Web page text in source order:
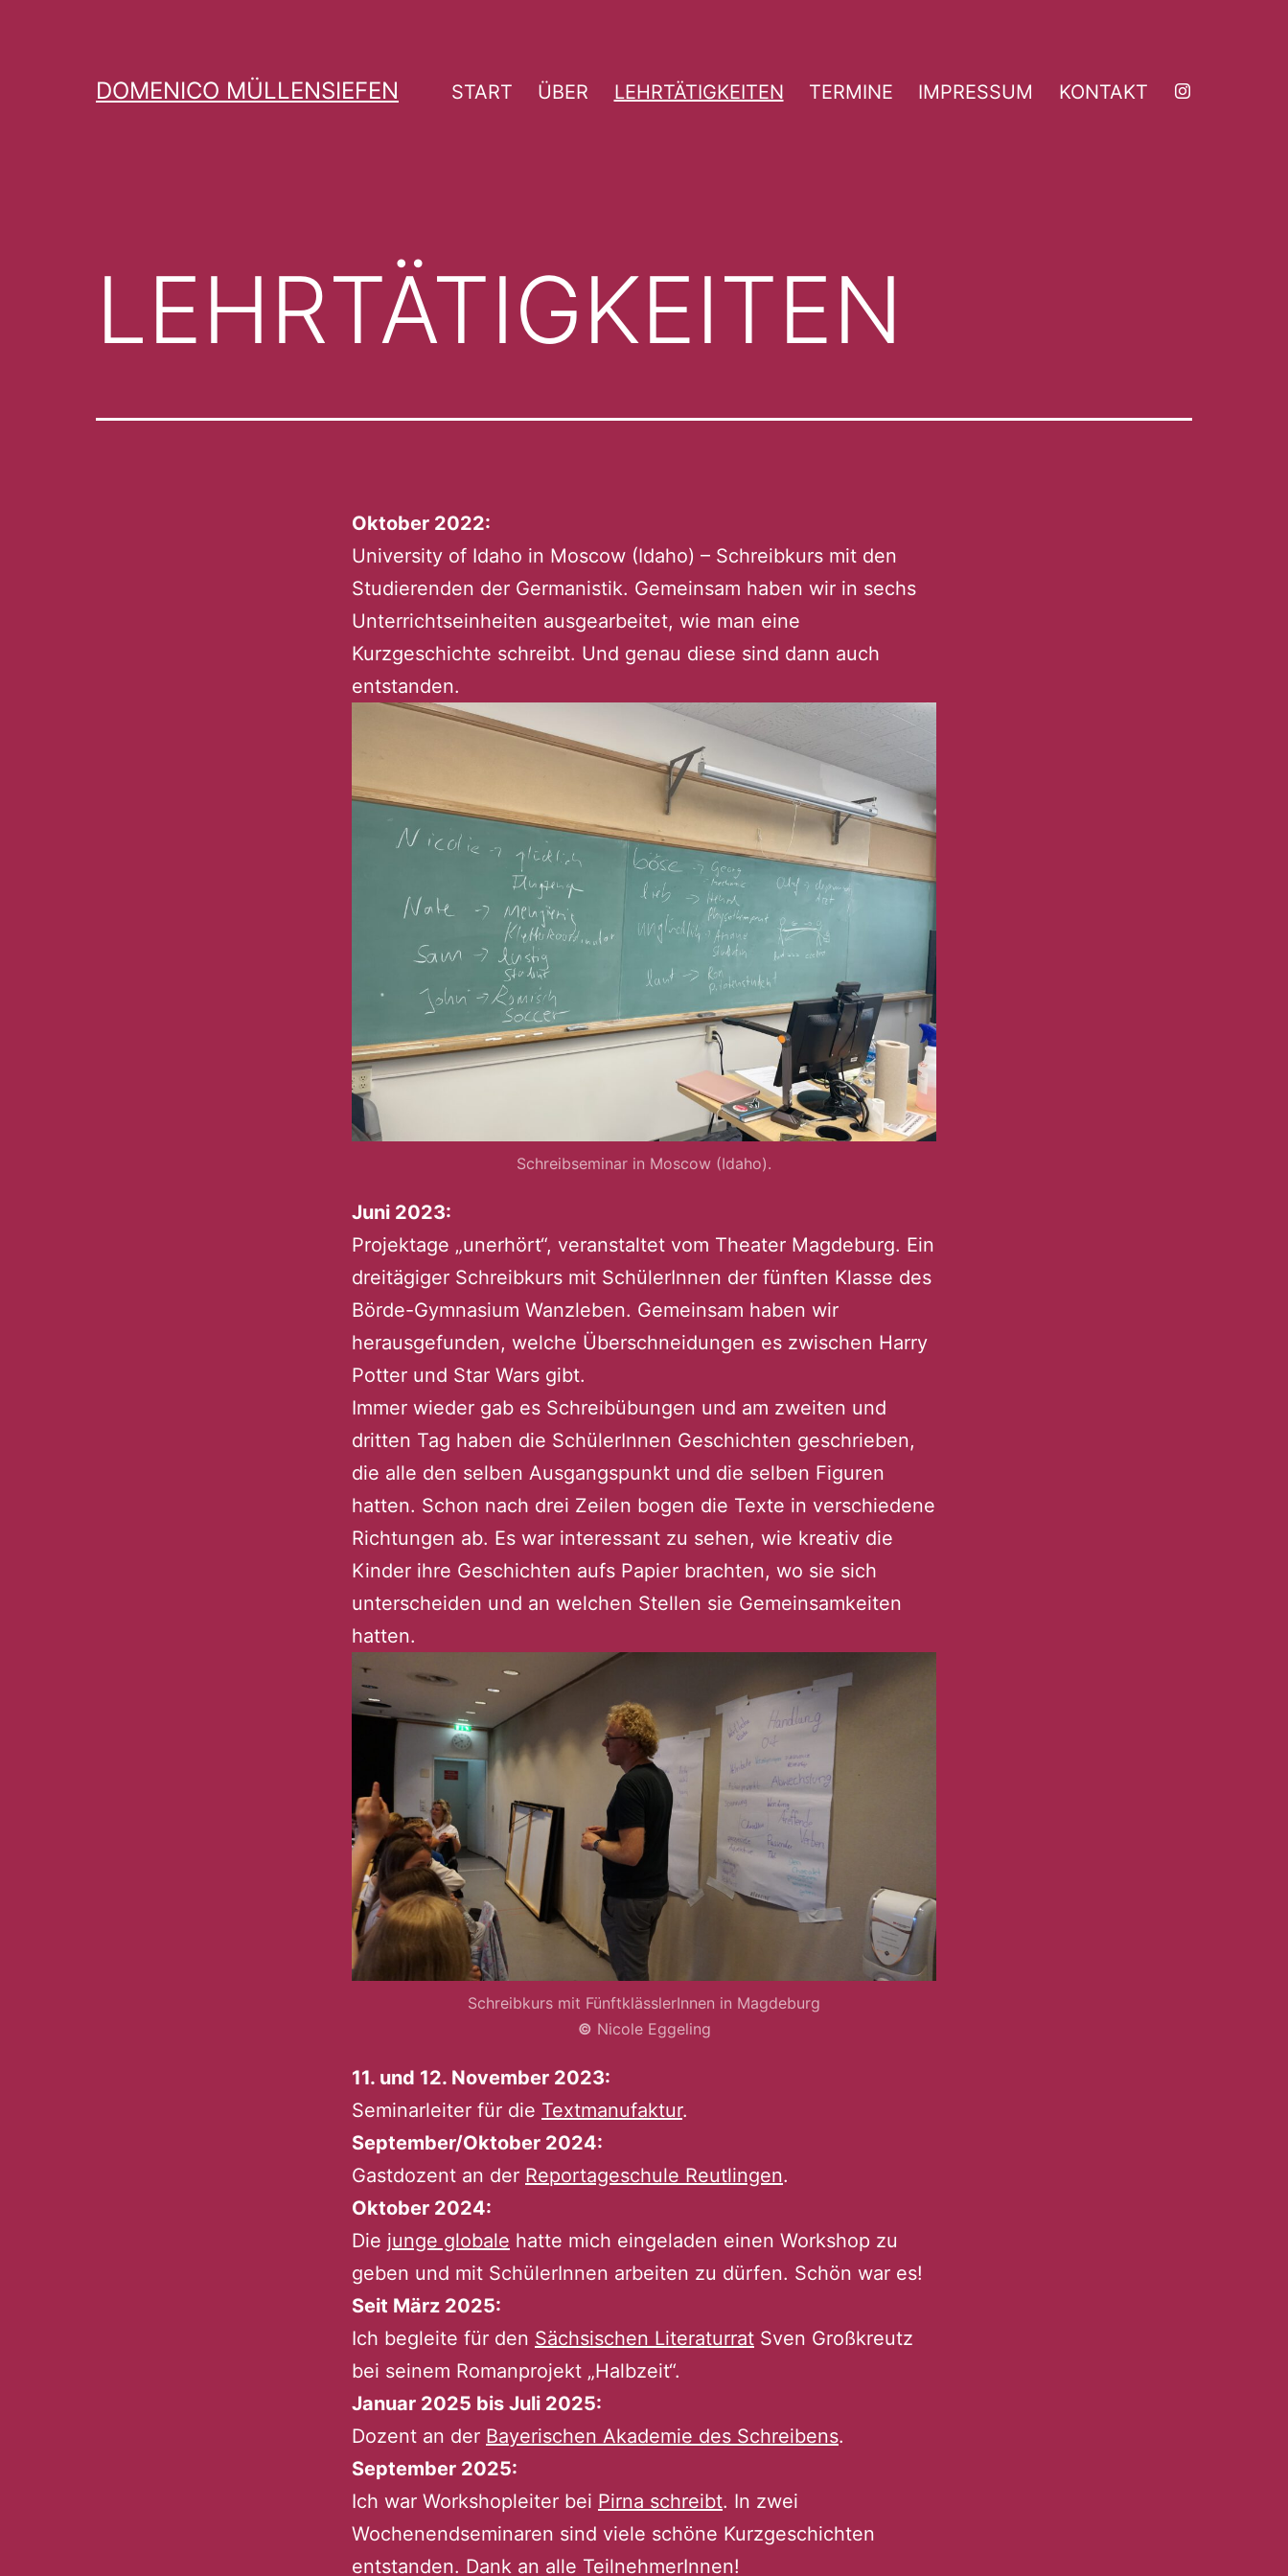
DOMENICO MÜLLENSIEFEN START ÜBER LEHRTÄTIGKEITEN TERMINE IMPRESSUM KONTAKT
LEHRTÄTIGKEITEN
Oktober 2022:
University of Idaho in Moscow (Idaho) – Schreibkurs mit den
Studierenden der Germanistik. Gemeinsam haben wir in sechs
Unterrichtseinheiten ausgearbeitet, wie man eine
Kurzgeschichte schreibt. Und genau diese sind dann auch
entstanden.
Schreibseminar in Moscow (Idaho).
Juni 2023:
Projektage „unerhört“, veranstaltet vom Theater Magdeburg. Ein
dreitägiger Schreibkurs mit SchülerInnen der fünften Klasse des
Börde-Gymnasium Wanzleben. Gemeinsam haben wir
herausgefunden, welche Überschneidungen es zwischen Harry
Potter und Star Wars gibt.
Immer wieder gab es Schreibübungen und am zweiten und
dritten Tag haben die SchülerInnen Geschichten geschrieben,
die alle den selben Ausgangspunkt und die selben Figuren
hatten. Schon nach drei Zeilen bogen die Texte in verschiedene
Richtungen ab. Es war interessant zu sehen, wie kreativ die
Kinder ihre Geschichten aufs Papier brachten, wo sie sich
unterscheiden und an welchen Stellen sie Gemeinsamkeiten
hatten.
Schreibkurs mit FünftklässlerInnen in Magdeburg
© Nicole Eggeling
11. und 12. November 2023:
Seminarleiter für die Textmanufaktur.
September/Oktober 2024:
Gastdozent an der Reportageschule Reutlingen.
Oktober 2024:
Die junge globale hatte mich eingeladen einen Workshop zu
geben und mit SchülerInnen arbeiten zu dürfen. Schön war es!
Seit März 2025:
Ich begleite für den Sächsischen Literaturrat Sven Großkreutz
bei seinem Romanprojekt „Halbzeit“.
Januar 2025 bis Juli 2025:
Dozent an der Bayerischen Akademie des Schreibens.
September 2025:
Ich war Workshopleiter bei Pirna schreibt. In zwei
Wochenendseminaren sind viele schöne Kurzgeschichten
entstanden. Dank an alle TeilnehmerInnen!